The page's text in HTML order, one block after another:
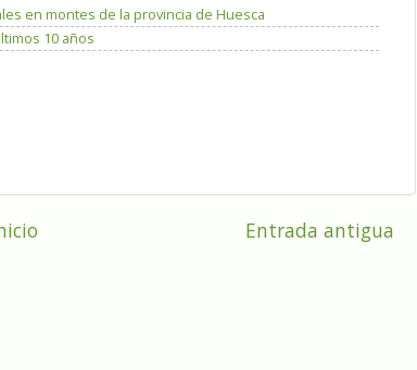
en montes de la provincia de Huesca
10 años
Entrada antigua